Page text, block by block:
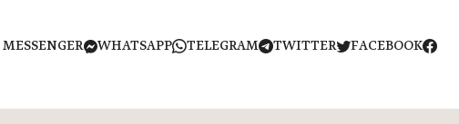
FACEBOOK
TWITTER
TELEGRAM
WHATSAPP
MESSENGER